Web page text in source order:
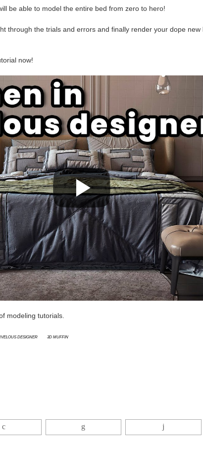
be able to model the entire bed from zero to hero!
through the trials and errors and finally render your dope
now!
modeling tutorials.
Designer 3D Muffin